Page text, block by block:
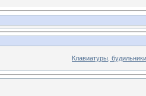
Клавиатуры,